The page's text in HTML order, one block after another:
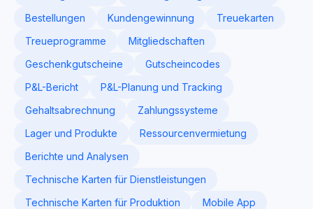
Bestellungen
Kundengewinnung
Treuekarten
Treueprogramme
Mitgliedschaften
Geschenkgutscheine
Gutscheincodes
P&L-Bericht
P&L-Planung und Tracking
Gehaltsabrechnung
Zahlungssysteme
Lager und Produkte
Ressourcenvermietung
Berichte und Analysen
Technische Karten für Dienstleistungen
Technische Karten für Produktion
Mobile App